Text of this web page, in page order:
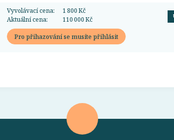
Vyvolávací cena:
1 800 Kč
Aktuální cena:
110 000 Kč
Pro přihazování se musíte přihlásit